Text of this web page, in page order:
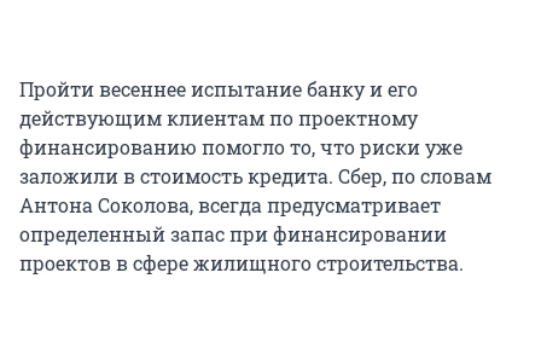
Пройти весеннее испытание банку и его
действующим клиентам по проектному
финансированию помогло то, что риски уже
заложили в стоимость кредита. Сбер, по словам
Антона Соколова, всегда предусматривает
определенный запас при финансировании
проектов в сфере жилищного строительства.